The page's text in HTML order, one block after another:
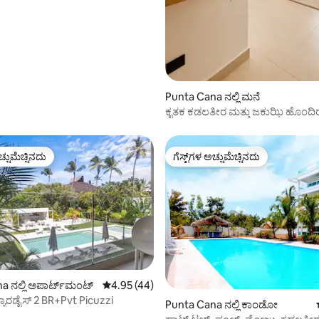
Punta Cana ನಲ್ಲಿ ಮನೆ
ಕೃತಕ ಕಡಲತೀರ ಮತ್ತು ಜಕುಝಿ
177 ವಿಮರ್ಶೆಗಳು
ನಲ್ಲಿ ಅಪಾರ್ಟ್‌ಮಂಟ್ 5 ರಲ್ಲಿ 4.95 ಸರಾಸರಿ ರೇಟಿಂಗ್, 44 ವಿಮರ್ಶೆಗಳು
4.95 (44)
2 BR+Pvt Picuzzi
ಗೆಸ್ಟ್‌ಗಳ ಅಚ್ಚುಮೆಚ್ಚಿನದು
ಗೆಸ್ಟ್‌ಗಳ ಅಚ್ಚುಮೆಚ್ಚಿನದು
Punta Cana ನಲ್ಲಿ ಕಾಂಡೋ